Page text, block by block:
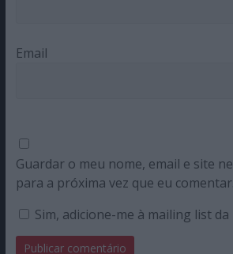
Email
Guardar o meu nome, email e site
para a próxima vez que eu comentar.
Sim, adicione-me à mailing list